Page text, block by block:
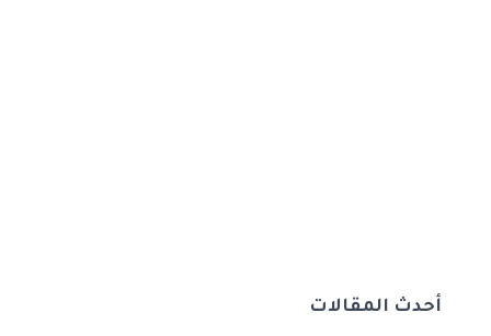
أحدث المقالات